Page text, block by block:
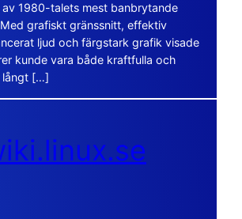
1980-talets mest banbrytande
grafiskt gränssnitt, effektiv
ljud och färgstark grafik visade
kunde vara både kraftfulla och
långt […]